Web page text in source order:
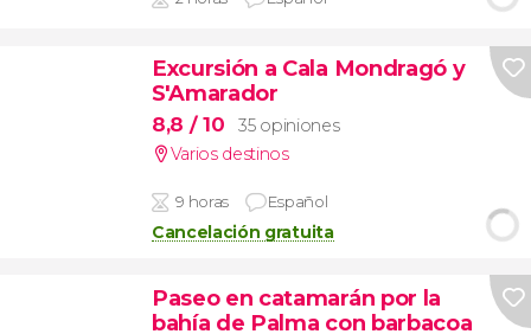
Excursión a Cala Mondragó y
S'Amarador
8,8 / 10
35 opiniones
Varios destinos
9 horas Español
Cancelación gratuita
Paseo en catamarán por la
bahía de Palma con barbacoa